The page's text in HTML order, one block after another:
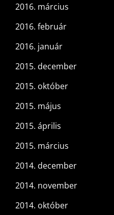
2016. március
2016. február
2016. január
2015. december
2015. október
2015. május
2015. április
2015. március
2014. december
2014. november
2014. október